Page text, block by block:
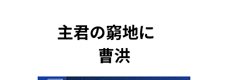
主君の窮地に
曹洪